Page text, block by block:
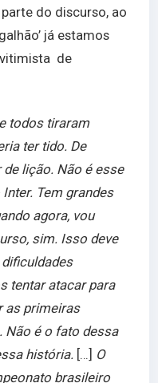
do discurso, ao
já estamos
vitimista de
todos tiraram
ter tido. De
lição. Não é esse
Tem grandes
agora, vou
sim. Isso deve
tentar atacar para
as primeiras
Não é o fato dessa
história. […] O
brasileiro